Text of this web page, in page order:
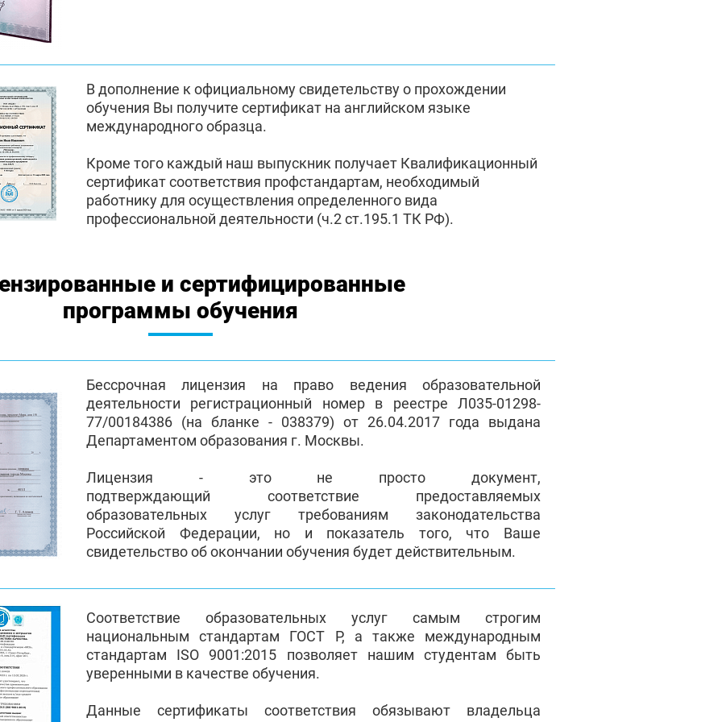
В дополнение к официальному свидетельству о прохождении
обучения Вы получите сертификат на английском языке
международного образца.
Кроме того каждый наш выпускник получает Квалификационный
сертификат соответствия профстандартам, необходимый
работнику для осуществления определенного вида
профессиональной деятельности (ч.2 ст.195.1 ТК РФ).
и сертифицированные
программы обучения
Бессрочная лицензия на право ведения образовательной
деятельности регистрационный номер в реестре Л035-01298-
77/00184386 (на бланке - 038379) от 26.04.2017 года выдана
Департаментом образования г. Москвы.
Лицензия - это не просто документ,
подтверждающий соответствие предоставляемых
образовательных услуг требованиям законодательства
Российской Федерации, но и показатель того, что Ваше
свидетельство об окончании обучения будет действительным.
Соответствие образовательных услуг самым строгим
национальным стандартам ГОСТ Р, а также международным
стандартам ISO 9001:2015 позволяет нашим студентам быть
уверенными в качестве обучения.
Данные сертификаты соответствия обязывают владельца